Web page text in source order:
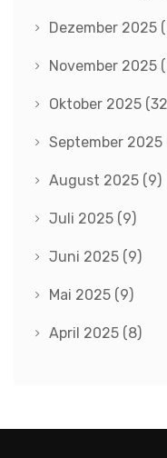
Dezember 2025
November 2025
Oktober 2025
September 2025
August 2025 (9)
Juli 2025 (9)
Juni 2025 (9)
Mai 2025 (9)
April 2025 (8)